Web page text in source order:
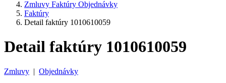
Zmluvy Faktúry Objednávky
Faktúry
Detail faktúry 1010610059
Detail faktúry 1010610059
Zmluvy | Objednávky